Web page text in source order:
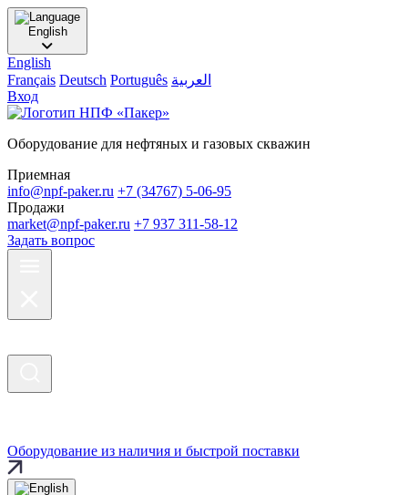
English
English
Français Deutsch Português العربية
Вход
Оборудование для нефтяных и газовых скважин
Приемная
info@npf-paker.ru +7 (34767) 5-06-95
Продажи
market@npf-paker.ru +7 937 311-58-12
Задать вопрос
Оборудование из наличия и быстрой поставки